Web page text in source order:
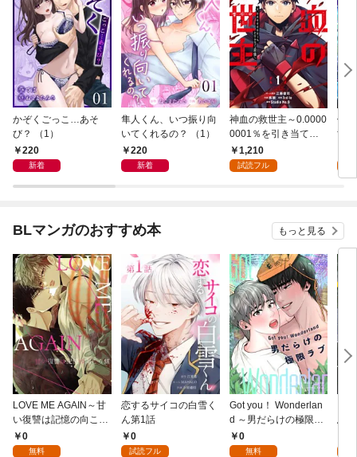
かぞくごっこ…あそ
び？ （1）
220
新着
隼人くん、いつ振り向
いてくれるの？ （1）
220
新着
神血の救世主～0.0000
0001％を引き当て最
強へ～【電子書籍特典
付】（１）
1,210
試読フル
俺
世
（
BLマンガのおすすめ本 もっと見る
LOVE ME AGAIN～甘
い復讐は記憶の向こう
側～(1)
0
無料
恋するサイコの白雪く
ん第1話
0
試読フル
Got you！ Wonderlan
d ～男だらけの極限ラ
ブ～(1)
0
無料
鳥